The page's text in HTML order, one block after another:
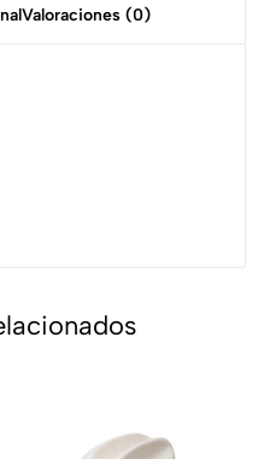
Valoraciones (0)